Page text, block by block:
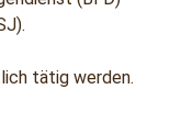
tätig werden.